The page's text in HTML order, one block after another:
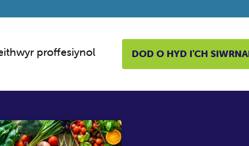
proffesiynol DOD O HYD I'CH